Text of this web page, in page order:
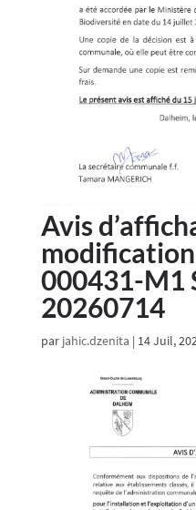
Avis
000431-M1
20260714
par jahic.dzenita | 14 Juil,